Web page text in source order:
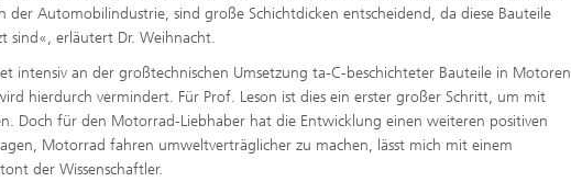
der Automobilindustrie, sind große Schichtdicken entscheidend, da diese Bauteile
sind«, erläutert Dr. Weihnacht.
intensiv an der großtechnischen Umsetzung ta-C-beschichteter Bauteile in Motoren
hierdurch vermindert. Für Prof. Leson ist dies ein erster großer Schritt, um mit
Doch für den Motorrad-Liebhaber hat die Entwicklung einen weiteren positiven
Motorrad fahren umweltverträglicher zu machen, lässt mich mit einem
der Wissenschaftler.